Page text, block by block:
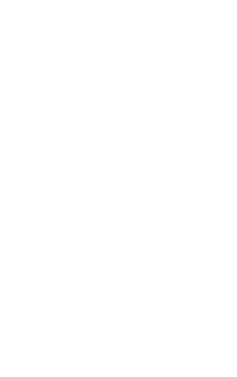
Beach
Cuvi Bay Beach, som ligger bara
vatten och ett härligt strandkafé.